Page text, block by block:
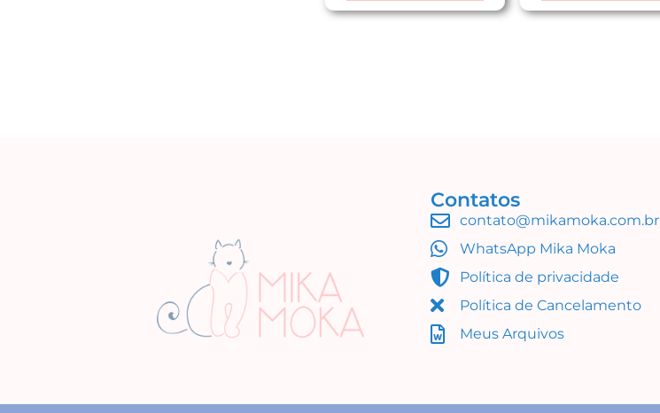
Contatos
contato@mikamoka.com.br
WhatsApp Mika Moka
Política de privacidade
Política de Cancelamento
Meus Arquivos